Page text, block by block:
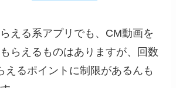
える系アプリでも、CM動画を
らえるものはありますが、回数
えるポイントに制限があるんも